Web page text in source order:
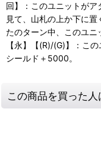
回】：このユニットが
見て、山札の上か下に
たのターン中、このユ
【永】【(R)/(G)】：こ
シールド＋5000。
この商品を買った